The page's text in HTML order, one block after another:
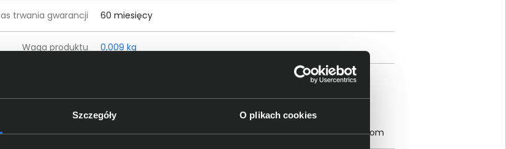
Szczegóły O plikach cookies
trwania gwarancji 60 miesięcy
Waga produktu 0,009 kg
dotyczące zgodności produktu z przepisami
Dane producenta Samsung; Skr. pocztowa 12987, Dublin, Irlandia; www.samsung.com